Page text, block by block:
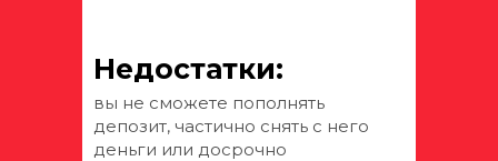
вы не сможете пополнять
депозит, частично снять с него
деньги или досрочно
Недостатки: